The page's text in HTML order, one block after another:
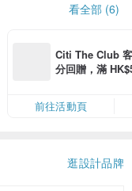
看全部 (6)
Citi The Club
分回贈，滿
前往活動頁
逛設計品牌